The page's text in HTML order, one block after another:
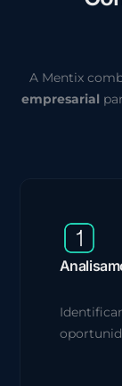
A Mentix
empresarial